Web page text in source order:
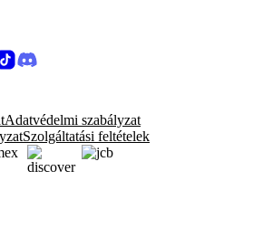
Adatvédelmi szabályzat
Szolgáltatási feltételek